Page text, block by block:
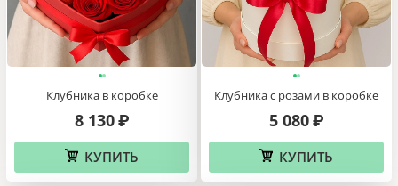
Клубника в коробке
8 130 ₽
КУПИТЬ
Клубника с розами в коробке
5 080 ₽
КУПИТЬ